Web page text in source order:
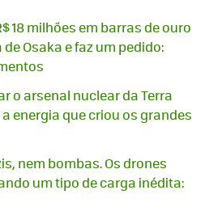
18 milhões em barras de ouro
Osaka e faz um pedido:
o arsenal nuclear da Terra
energia que criou os grandes
nem bombas. Os drones
um tipo de carga inédita: